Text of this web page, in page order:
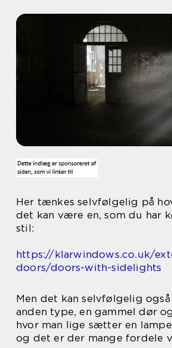
Her tænkes selvfølgelig på
det kan være en, som du har
stil:
https://klarwindows.co.uk/
doors/doors-with-sidelights
Men det kan selvfølgelig
anden type, en gammel dør
hvor man lige sætter en
og det er der mange fordele